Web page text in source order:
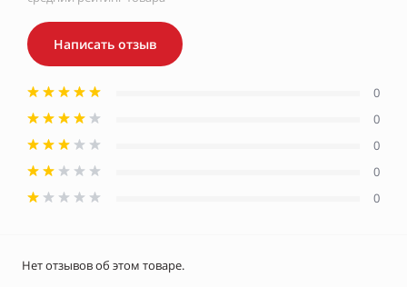
Написать отзыв
0
0
0
0
0
Нет отзывов об этом товаре.